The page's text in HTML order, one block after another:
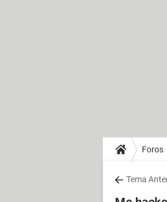
Foros
Tema